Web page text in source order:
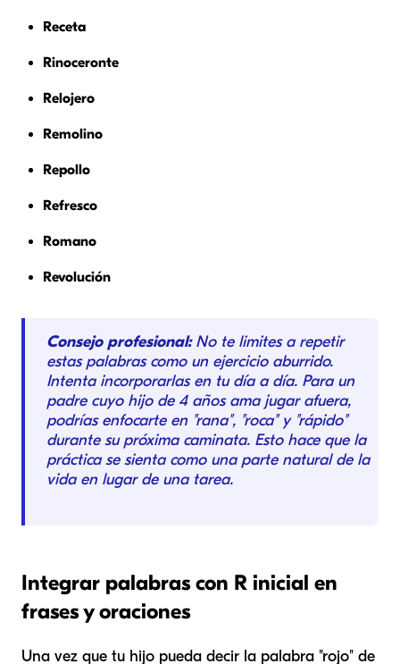
Receta
Rinoceronte
Relojero
Remolino
Repollo
Refresco
Romano
Revolución
Consejo profesional:No te limites a repetir
estas palabras como un ejercicio aburrido.
Intenta incorporarlas en tu día a día. Para un
padre cuyo hijo de 4 años ama jugar afuera,
podrías enfocarte en "rana", "roca" y "rápido"
durante su próxima caminata. Esto hace que la
práctica se sienta como una parte natural de la
vida en lugar de una tarea.
Integrar palabras con R inicial en
frases y oraciones
Una vez que tu hijo pueda decir la palabra "rojo" de